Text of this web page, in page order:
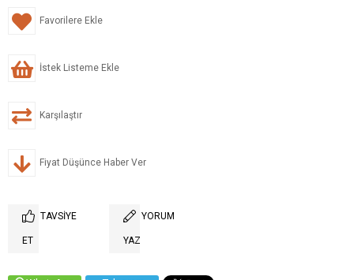
Favorilere Ekle
İstek Listeme Ekle
Karşılaştır
Fiyat Düşünce Haber Ver
TAVSIYE
ET
YORUM
YAZ